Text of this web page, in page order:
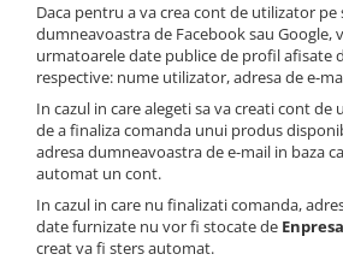
Daca pentru a va crea cont de utilizator
dumneavoastra de Facebook sau Google,
urmatoarele date publice de profil afisate
respective: nume utilizator, adresa de e-
In cazul in care alegeti sa va creati cont
de a finaliza comanda unui produs
adresa dumneavoastra de e-mail in baza
automat un cont.
In cazul in care nu finalizati comanda,
date furnizate nu vor fi stocate de
creat va fi sters automat.